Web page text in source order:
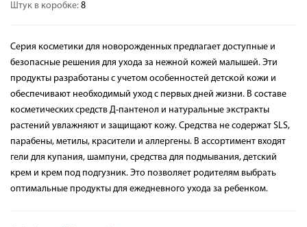
Штук в коробке: 8
Серия косметики для новорожденных предлагает доступные и
безопасные решения для ухода за нежной кожей малышей. Эти
продукты разработаны с учетом особенностей детской кожи и
обеспечивают необходимый уход с первых дней жизни. В составе
косметических средств Д-пантенол и натуральные экстракты
растений увлажняют и защищают кожу. Средства не содержат SLS,
парабены, метилы, красители и аллергены. В ассортимент входят
гели для купания, шампуни, средства для подмывания, детский
крем и крем под подгузник. Это позволяет родителям выбрать
оптимальные продукты для ежедневного ухода за ребенком.